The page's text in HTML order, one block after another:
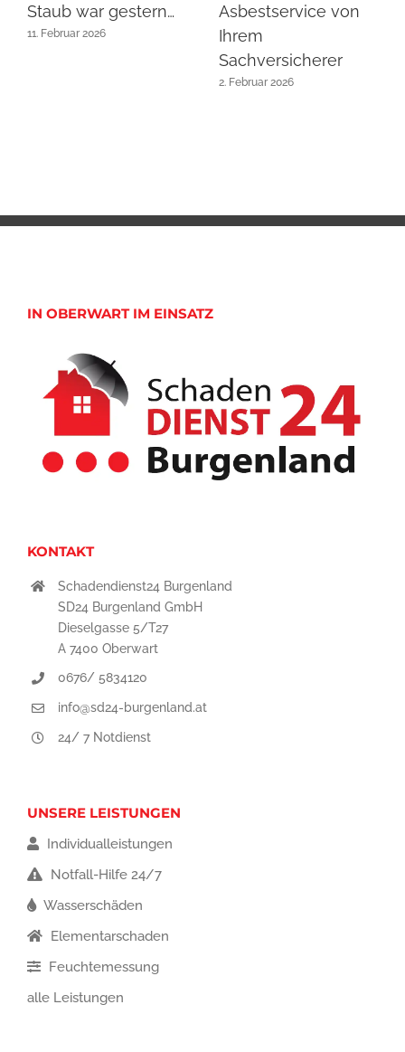
Staub war gestern…
11. Februar 2026
Asbestservice von
Ihrem
Sachversicherer
2. Februar 2026
IN OBERWART IM EINSATZ
KONTAKT
Schadendienst24 Burgenland
SD24 Burgenland GmbH
Dieselgasse 5/T27
A 7400 Oberwart
0676/ 5834120
info@sd24-burgenland.at
24/ 7 Notdienst
UNSERE LEISTUNGEN
Individualleistungen
Notfall-Hilfe 24/7
Wasserschäden
Elementarschaden
Feuchtemessung
alle Leistungen